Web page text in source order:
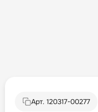
Арт. 120317-00277